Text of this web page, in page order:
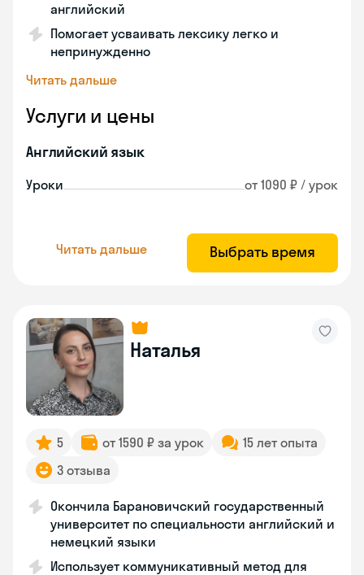
английский
Помогает усваивать лексику легко и
непринужденно
Читать дальше
Услуги и цены
Английский язык
Уроки от 1090 ₽ / урок
Читать дальше Выбрать время
Наталья
5 от 1590 ₽ за урок
15 лет опыта
3 отзыва
Окончила Барановичский государственный
университет по специальности английский и
немецкий языки
Использует коммуникативный метод для